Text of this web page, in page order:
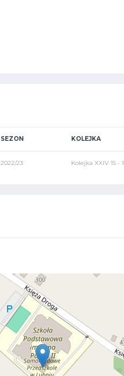
SEZON KOLEJKA
2022/23 Kolejka XXIV 15 -